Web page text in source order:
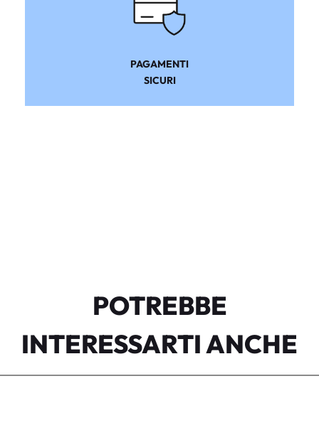
PAGAMENTI
SICURI
POTREBBE
INTERESSARTI ANCHE